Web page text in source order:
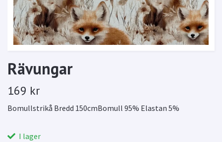
Rävungar
169 kr
Bomullstrikå Bredd 150cmBomull 95% Elastan 5%
I lager